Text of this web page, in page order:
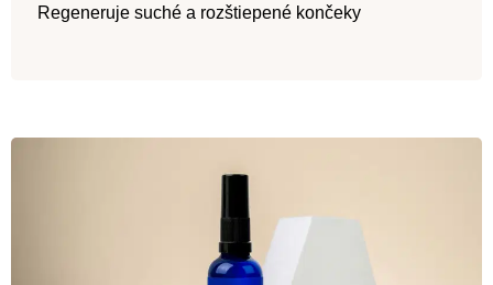
Regeneruje suché a rozštiepené končeky